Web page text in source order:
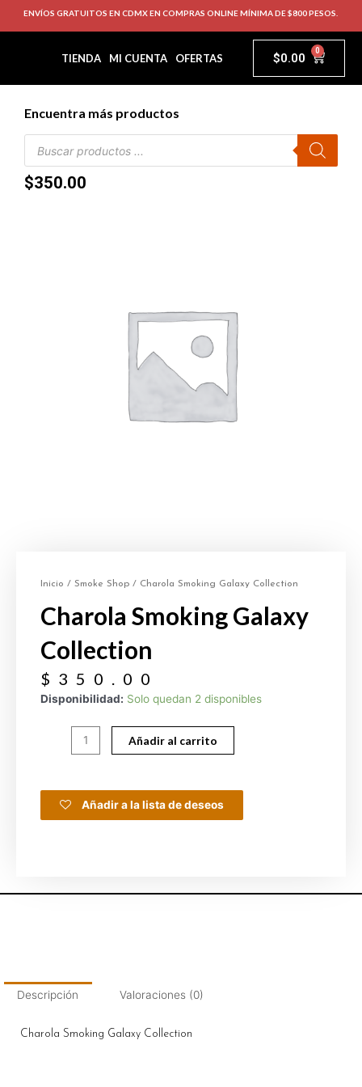
ENVÍOS GRATUITOS EN CDMX EN COMPRAS ONLINE MÍNIMA DE $800 PESOS.
TIENDA MI CUENTA OFERTAS $0.00 0
Encuentra más productos
$350.00
Inicio / Smoke Shop / Charola Smoking Galaxy Collection
Charola Smoking Galaxy
Collection
$ 350.00
Disponibilidad: Solo quedan 2 disponibles
Añadir al carrito
Añadir a la lista de deseos
Descripción Valoraciones (0)
Charola Smoking Galaxy Collection